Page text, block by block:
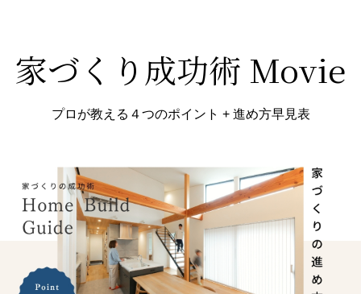
家づくり成功術 Movie
プロが教える４つのポイント + 進め方早見表